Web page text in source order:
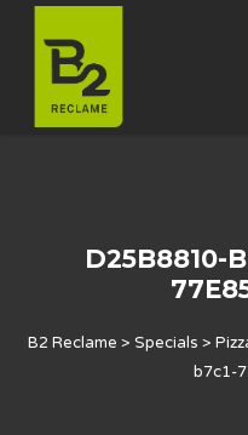
D25B8810-
B2 Reclame > Specials >
b7c1-